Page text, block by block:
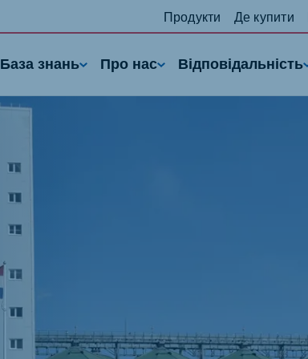
Продукти Де купити
База знань Про нас Відповідальність
Serbia
Serbian